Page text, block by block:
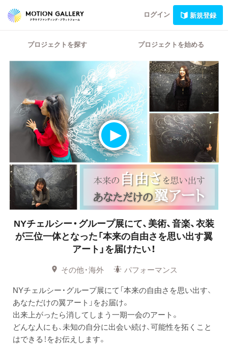
ログイン 新規登録
プロジェクトを探す プロジェクトを始める
NYチェルシー・グループ展にて、美術、音楽、衣装
が三位一体となった「本来の自由さを思い出す翼
アート」を届けたい！
その他・海外
パフォーマンス
NYチェルシー・グループ展にて「本来の自由さを思い出す、
あなただけの翼アート」をお届け。
出来上がったら消してしまう一期一会のアート。
どんな人にも、未知の自分に出会い続け、可能性を拓くこと
はできる！をお伝えします。